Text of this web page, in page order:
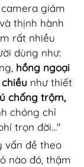
giám
thịnh hành
rất nhiều
dùng như:
hồng ngoại
như thiết
chống trộm,
chóng chỉ
trọn đời...''
vấn đề theo
nào đó, thậm